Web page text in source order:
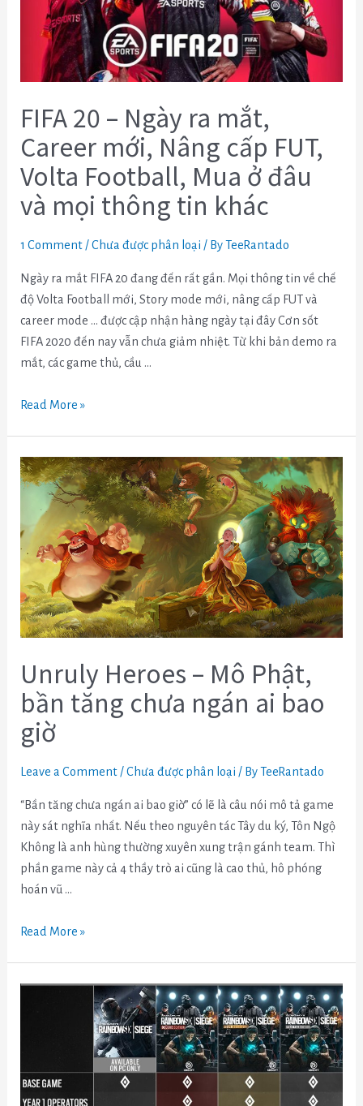
FIFA 20 – Ngày ra mắt,
Career mới, Nâng cấp FUT,
Volta Football, Mua ở đâu
và mọi thông tin khác
1 Comment /Chưa được phân loại / ByTeeRantado
Ngày ra mắt FIFA 20 đang đến rất gần. Mọi thông tin về chế
độ Volta Football mới, Story mode mới, nâng cấp FUT và
career mode … được cập nhận hàng ngày tại đây Cơn sốt
FIFA 2020 đến nay vẫn chưa giảm nhiệt. Từ khi bản demo ra
mắt, các game thủ, cầu …
Career
mới,
Nâng
FUT,
Volta
Football,
Mua
ở
và
mọi
thông
Read More »
Unruly Heroes – Mô Phật,
bần tăng chưa ngán ai bao
giờ
Leave a Comment /Chưa được phân loại / ByTeeRantado
“Bần tăng chưa ngán ai bao giờ” có lẽ là câu nói mô tả game
này sát nghĩa nhất. Nếu theo nguyên tác Tây du ký, Tôn Ngộ
Không là anh hùng thường xuyên xung trận gánh team. Thì
phần game này cả 4 thầy trò ai cũng là cao thủ, hô phóng
hoán vũ …
Unruly
Heroes
Mô
Phật,
bần
tăng
chưa
ngán
bao
giờ
Read More »
Six:
Siege